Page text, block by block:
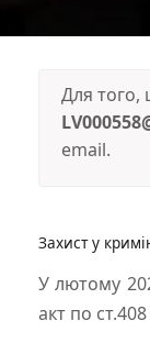
Для
email.
Захист у
У лютому
акт по